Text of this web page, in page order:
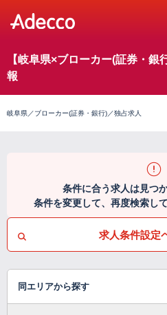
【岐阜県×ブローカー(証券・
報
岐阜県／ブローカー(証券・銀行)／独占求人
条件に合う求人は見つ
条件を変更して、再度検索し
求人条件設定
同エリアから探す